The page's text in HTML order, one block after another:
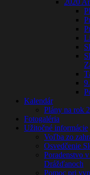
Kalendár
Plány na rok
Fotogaléria
Užitočné informácie
Voľba zo
Osvedčenie
Poradenstvo
Drážďanoch
Pomoc pri